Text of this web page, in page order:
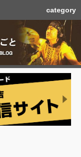
category